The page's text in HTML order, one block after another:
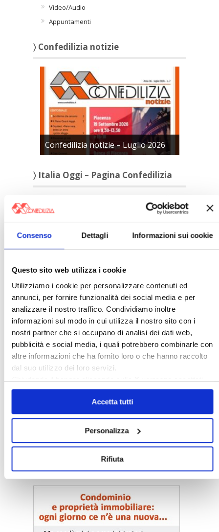
Consenso Dettagli Informazioni sui cookie
Questo sito web utilizza i cookie
Utilizziamo i cookie per personalizzare contenuti ed
annunci, per fornire funzionalità dei social media e per
analizzare il nostro traffico. Condividiamo inoltre
informazioni sul modo in cui utilizza il nostro sito con i
nostri partner che si occupano di analisi dei dati web,
pubblicità e social media, i quali potrebbero combinarle con
altre informazioni che ha fornito loro o che hanno raccolto
dal suo utilizzo dei loro servizi.
Chiudendo il banner cliccando sullaXverranno accettati
solo i cookie necessari.
Accetta tutti
Personalizza
Rifiuta
Video/Audio
Appuntamenti
〉 Confedilizia notizie
Confedilizia notizie – Luglio 2026
〉 Italia Oggi – Pagina Confedilizia
Italia Oggi – Luglio 2026
〉 Rubriche
〉 Notizie e Banche dati